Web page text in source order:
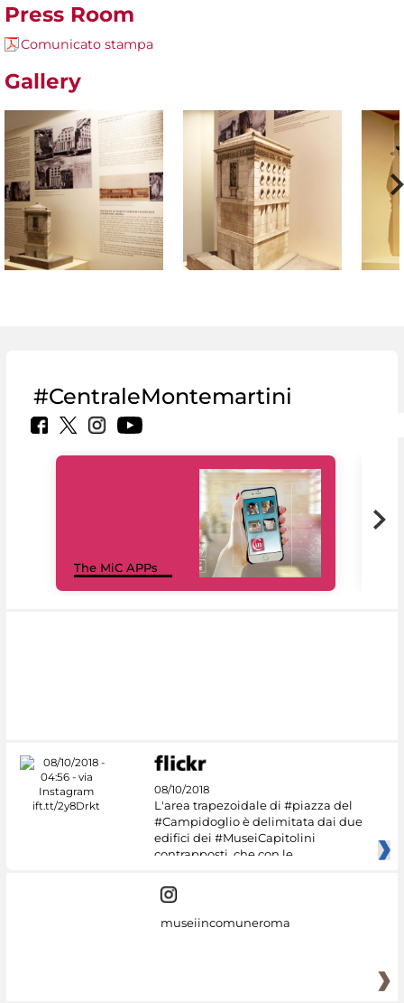
Press Room
Comunicato stampa
Gallery
#CentraleMontemartini
The MiC APPs
08/10/2018
L'area trapezoidale di #piazza del
#Campidoglio è delimitata dai due
edifici dei #MuseiCapitolini
contrapposti, che con le
museiincomuneroma